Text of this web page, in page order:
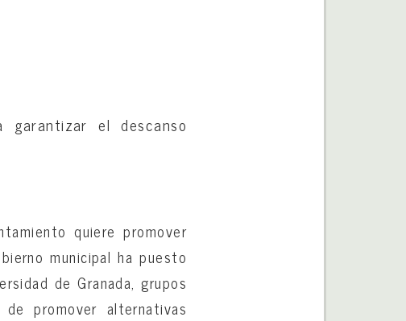
garantizar el descanso
quiere promover
municipal ha puesto
de Granada, grupos
promover alternativas